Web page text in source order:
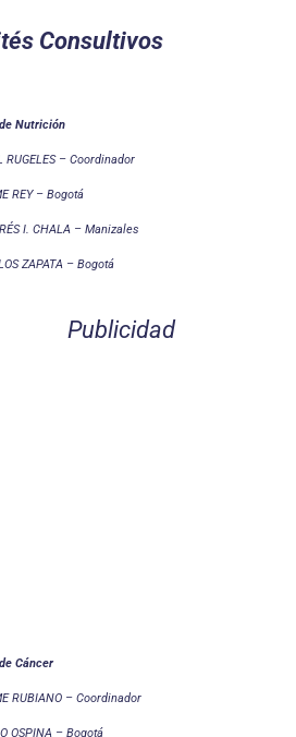
Consultivos
Nutrición
RUGELES – Coordinador
REY – Bogotá
I. CHALA – Manizales
ZAPATA – Bogotá
Publicidad
Cáncer
RUBIANO – Coordinador
OSPINA – Bogotá